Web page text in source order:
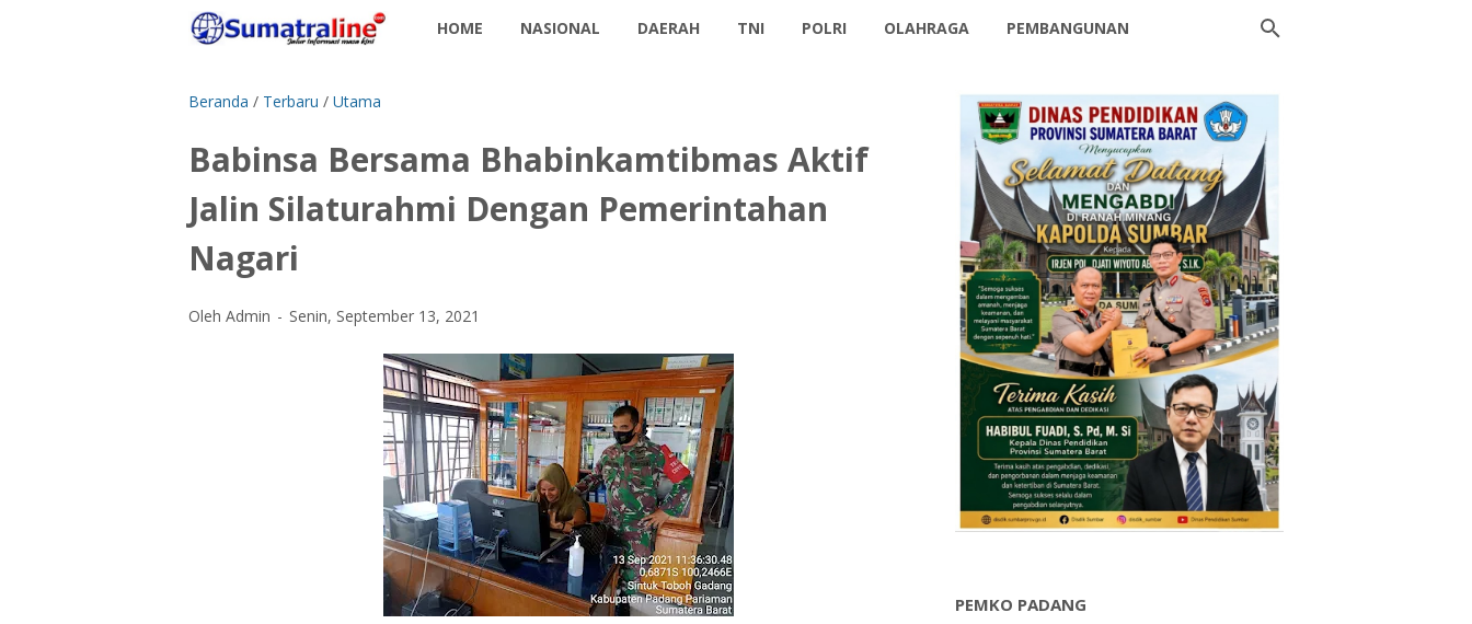
HOME NASIONAL DAERAH TNI POLRI OLAHRAGA PEMBANGUNAN
Beranda / Terbaru / Utama
Babinsa Bersama Bhabinkamtibmas Aktif
Jalin Silaturahmi Dengan Pemerintahan
Nagari
Oleh Admin Senin, September 13, 2021
PEMKO PADANG